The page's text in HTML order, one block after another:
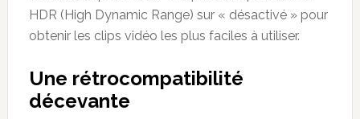
HDR (High Dynamic Range) sur « désactivé » pour
obtenir les clips vidéo les plus faciles à utiliser.
Une rétrocompatibilité
décevante